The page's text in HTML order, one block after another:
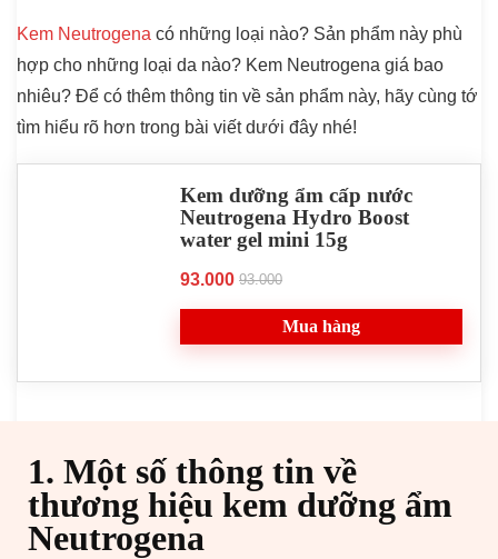
Kem Neutrogena có những loại nào? Sản phẩm này phù
hợp cho những loại da nào? Kem Neutrogena giá bao
nhiêu? Để có thêm thông tin về sản phẩm này, hãy cùng tớ
tìm hiểu rõ hơn trong bài viết dưới đây nhé!
Kem dưỡng ẩm cấp nước
Neutrogena Hydro Boost
water gel mini 15g
93.000 93.000
Mua hàng
1. Một số thông tin về
thương hiệu kem dưỡng ẩm
Neutrogena